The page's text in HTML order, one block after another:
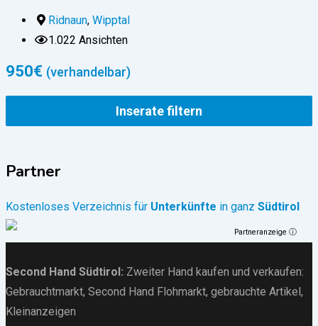
Ridnaun, Wipptal
1.022 Ansichten
950€ (verhandelbar)
Inserate filtern
Partner
Kostenloses Verzeichnis für Unterkünfte in ganz Südtirol
Partneranzeige ⓘ
Second Hand Südtirol : Zweiter Hand kaufen und verkaufen:
Gebrauchtmarkt, Second Hand Flohmarkt, gebrauchte Artikel ,
Kleinanzeigen